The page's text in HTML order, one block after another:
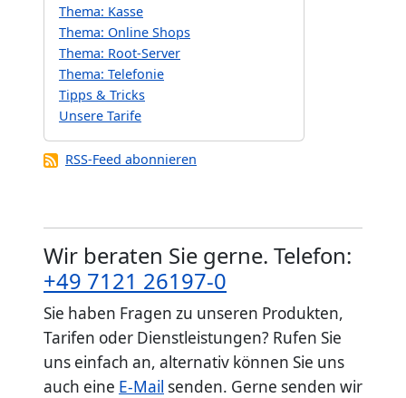
Thema: Kasse
Thema: Online Shops
Thema: Root-Server
Thema: Telefonie
Tipps & Tricks
Unsere Tarife
RSS-Feed abonnieren
Wir beraten Sie gerne. Telefon:
+49 7121 26197-0
Sie haben Fragen zu unseren Produkten,
Tarifen oder Dienstleistungen? Rufen Sie
uns einfach an, alternativ können Sie uns
auch eine E-Mail senden. Gerne senden wir